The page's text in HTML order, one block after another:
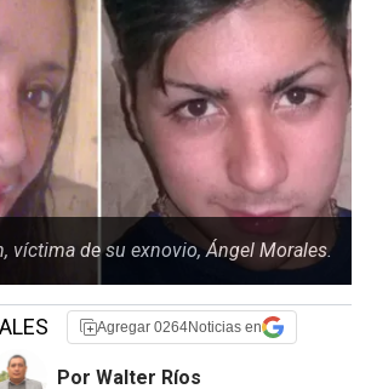
víctima de su exnovio, Ángel Morales.
Agregar 0264Noticias en
Por Walter Ríos